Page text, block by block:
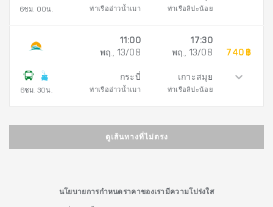
6ชม. 00น. ท่าเรืออ่าวน้ำเมา ท่าเรือลิปะน้อย
6ชม. 30น.
11:00
พฤ., 13/08
กระบี่
ท่าเรืออ่าวน้ำเมา
17:30
พฤ., 13/08
เกาะสมุย
ท่าเรือลิปะน้อย
740 ฿
ดูเส้นทางที่ไม่ตรง
นโยบายการกำหนดราคาของเรามีความโปร่งใส